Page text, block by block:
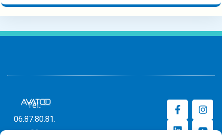
Tel.:
06.87.80.81.
00